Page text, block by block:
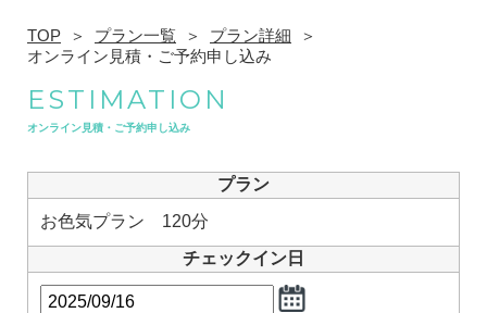
TOP プラン一覧
プラン詳細
オンライン見積・ご予約申し込み
ESTIMATION
オンライン見積・ご予約申し込み
プラン
お色気プラン 120分
チェックイン日